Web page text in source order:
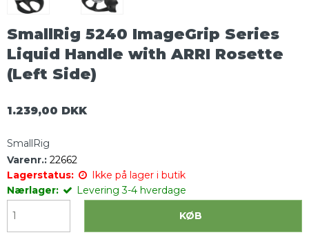
SmallRig 5240 ImageGrip Series
Liquid Handle with ARRI Rosette
(Left Side)
1.239,00 DKK
SmallRig
Varenr.: 22662
Lagerstatus:
Ikke på lager i butik
Nærlager:
Levering 3-4 hverdage
KØB